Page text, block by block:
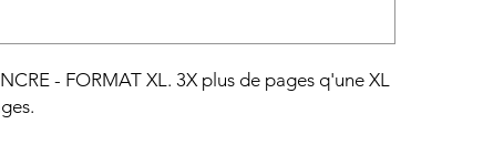
- FORMAT XL. 3X plus de pages q'une XL